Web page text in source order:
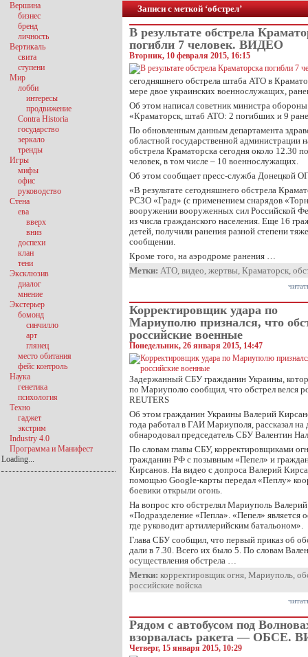
Записи с меткой ‘обстрел’
В результате обстрела
погибли 7 человек. ВИДЕО
Вторник, 10 февраля 2015, 16:15
сегодняшнего обстрела штаба АТО в
мере двое украинских военнослужащих,
Об этом написал советник министра
«Краматорск, штаб АТО: 2 погибших и 9
По обновленным данным департамента
областной государственной администрации
обстрела Краматорска сегодня около 12.30
человек, в том числе – 10 военнослужащих.
Об этом сообщает пресс-служба Донецкой
«В результате сегодняшнего обстрела
РСЗО «Град» (с применением снарядов
вооружении вооруженных сил Российской
из числа гражданского населения. Еще 16
детей, получили ранения разной степени
сообщении.
Кроме того, на аэродроме ранения …
Метки: АТО, видео, жертвы, Краматорск,
Корректировщик удара по
Мариуполю признался, что
российские военные
Понедельник, 26 января 2015, 14:47
Задержанный СБУ гражданин Украины,
по Мариуполю сообщил, что обстрел велся
REUTERS
Об этом гражданин Украины Валерий
года работал в ГАИ Мариуполя, рассказал на
обнародовал председатель СБУ Валентин
По словам главы СБУ, корректировщиками
гражданин РФ с позывным «Пепел» и
Кирсанов. На видео с допроса Валерий
помощью Google-карты передал «Пеплу»
боевики открыли огонь.
На вопрос кто обстрелял Мариуполь
«Подразделение «Пепла». «Пепел» является
где руководит артиллерийским батальоном».
Глава СБУ сообщил, что первый приказ об
дали в 7.30. Всего их было 5. По словам
осуществления обстрела …
Метки: корректировщик огня, Мариуполь,
российские войска
Рядом с автобусом под
взорвалась ракета — ОБСЕ.
Четверг, 15 января 2015, 10:29
Вершина
бизнес
бренд
личность
Вертикаль
свита
ступени
Мир
лобби
интересы
продвижение
Contra Historia
государство
зеркало
тренды
Игры
мифы
офис
руководство
Стена
ева
вверх
вниз
доспехи
клан
тени
Эксклюзив
диалог
мнение
Экстерьер
бомонд
синчилло
арт
глянец
место обитания
фейс контроль
Наука
генетика
психология
Техно
гаджет
экстрим
Industry 4.0
Программа и Манифест
Loading...